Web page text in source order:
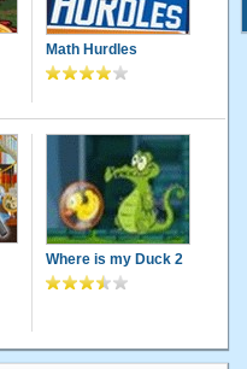
Math Hurdles
Where is my Duck 2